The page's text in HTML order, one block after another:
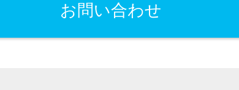
お問い合わせ